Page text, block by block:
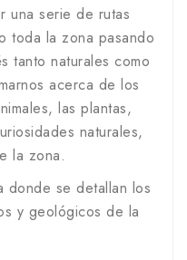
una serie de rutas
toda la zona pasando
tanto naturales como
acerca de los
las plantas,
naturales,
la zona.
donde se detallan los
y geológicos de la